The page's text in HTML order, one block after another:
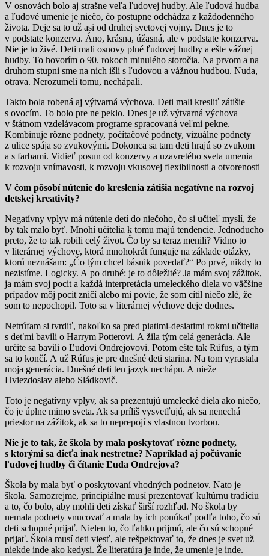
V osnovách bolo aj strašne veľa ľudovej hudby. Ale ľudová hudba
a ľudové umenie je niečo, čo postupne odchádza z každodenného
života. Deje sa to už asi od druhej svetovej vojny. Dnes je to
v podstate konzerva. Áno, krásna, úžasná, ale v podstate konzerva.
Nie je to živé. Deti mali osnovy plné ľudovej hudby a ešte vážnej
hudby. To hovorím o 90. rokoch minulého storočia. Na prvom a na
druhom stupni sme na nich išli s ľudovou a vážnou hudbou. Nuda,
otrava. Nerozumeli tomu, nechápali.
Takto bola robená aj výtvarná výchova. Deti mali kresliť zátišie
s ovocím. To bolo pre ne peklo. Dnes je už výtvarná výchova
v štátnom vzdelávacom programe spracovaná veľmi pekne.
Kombinuje rôzne podnety, počítačové podnety, vizuálne podnety
z ulice spája so zvukovými. Dokonca sa tam deti hrajú so zvukom
a s farbami. Vidieť posun od konzervy a uzavretého sveta umenia
k rozvoju vnímavosti, k rozvoju vkusovej flexibilnosti a otvorenosti
V čom pôsobí nútenie do kreslenia zátišia negatívne na rozvoj
detskej kreativity?
Negatívny vplyv má nútenie detí do niečoho, čo si učiteľ myslí, že
by tak malo byť. Mnohí učitelia k tomu majú tendencie. Jednoducho
preto, že to tak robili celý život. Čo by sa teraz menili? Vidno to
v literárnej výchove, ktorá mnohokrát funguje na základe otázky,
ktorú neznášam: „Čo tým chcel básnik povedať?“ Po prvé, nikdy to
nezistíme. Logicky. A po druhé: je to dôležité? Ja mám svoj zážitok,
ja mám svoj pocit a každá interpretácia umeleckého diela vo väčšine
prípadov môj pocit zničí alebo mi povie, že som cítil niečo zlé, že
som to nepochopil. Toto sa v literárnej výchove deje dodnes.
Netrúfam si tvrdiť, nakoľko sa pred piatimi-desiatimi rokmi učitelia
s deťmi bavili o Harrym Potterovi. A žila tým celá generácia. Ale
určite sa bavili o Ľudovi Ondrejovovi. Potom ešte tak Rúfus, a tým
sa to končí. A už Rúfus je pre dnešné deti starina. Na tom vyrastala
moja generácia. Dnešné deti ten jazyk nechápu. A nieže
Hviezdoslav alebo Sládkovič.
Toto je negatívny vplyv, ak sa prezentujú umelecké diela ako niečo,
čo je úplne mimo sveta. Ak sa príliš vysvetľujú, ak sa nenechá
priestor na zážitok, ak sa to neprepojí s vlastnou tvorbou.
Nie je to tak, že škola by mala poskytovať rôzne podnety,
s ktorými sa dieťa inak nestretne? Napríklad aj počúvanie
ľudovej hudby či čítanie Ľuda Ondrejova?
Škola by mala byť o poskytovaní vhodných podnetov. Nato je
škola. Samozrejme, principiálne musí prezentovať kultúrnu tradíciu
a to, čo bolo, aby mohli deti získať širší rozhľad. No škola by
nemala podnety vnucovať a mala by ich ponúkať podľa toho, čo sú
deti schopné prijať. Nielen to, čo ľahko prijmú, ale čo sú schopné
prijať. Škola musí deti viesť, ale rešpektovať to, že dnes je svet už
niekde inde ako kedysi. Že literatúra je inde, že umenie je inde.